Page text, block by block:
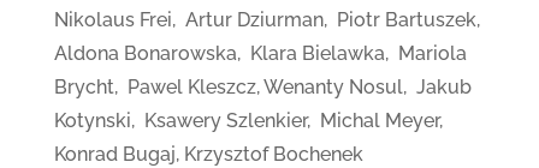
Nikolaus Frei, Artur Dziurman, Piotr Bartuszek,
Aldona Bonarowska, Klara Bielawka, Mariola
Brycht, Pawel Kleszcz, Wenanty Nosul, Jakub
Kotynski, Ksawery Szlenkier, Michal Meyer,
Konrad Bugaj, Krzysztof Bochenek